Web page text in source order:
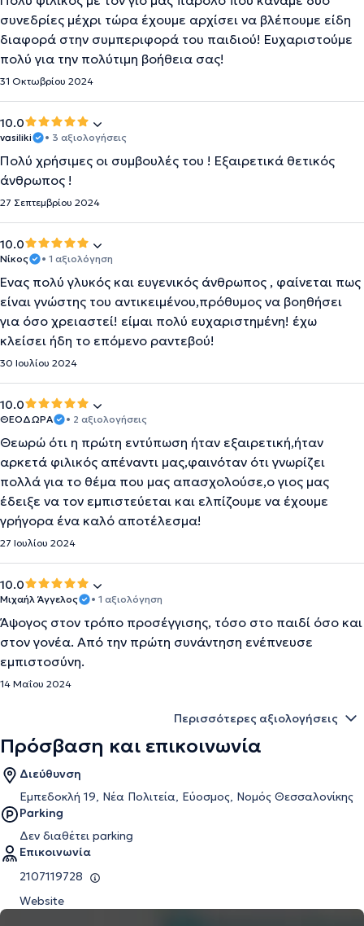
συνεδρίες μέχρι τώρα έχουμε αρχίσει να βλέπουμε είδη
διαφορά στην συμπεριφορά του παιδιού! Ευχαριστούμε
πολύ για την πολύτιμη βοήθεια σας!
31 Οκτωβρίου 2024
10.0
vasiliki • 3 αξιολογήσεις
Πολύ χρήσιμες οι συμβουλές του ! Εξαιρετικά θετικός
άνθρωπος !
27 Σεπτεμβρίου 2024
10.0
Νίκος • 1 αξιολόγηση
Ένας πολύ γλυκός και ευγενικός άνθρωπος , φαίνεται πως
είναι γνώστης του αντικειμένου,πρόθυμος να βοηθήσει
για όσο χρειαστεί! είμαι πολύ ευχαριστημένη! έχω
κλείσει ήδη το επόμενο ραντεβού!
30 Ιουλίου 2024
10.0
ΘΕΟΔΩΡΑ • 2 αξιολογήσεις
Θεωρώ ότι η πρώτη εντύπωση ήταν εξαιρετική,ήταν
αρκετά φιλικός απέναντι μας,φαινόταν ότι γνωρίζει
πολλά για το θέμα που μας απασχολούσε,ο γιος μας
έδειξε να τον εμπιστεύεται και ελπίζουμε να έχουμε
γρήγορα ένα καλό αποτέλεσμα!
27 Ιουλίου 2024
10.0
Μιχαήλ Άγγελος • 1 αξιολόγηση
Άψογος στον τρόπο προσέγγισης, τόσο στο παιδί όσο και
στον γονέα. Από την πρώτη συνάντηση ενέπνευσε
εμπιστοσύνη.
14 Μαΐου 2024
Περισσότερες αξιολογήσεις
Πρόσβαση και επικοινωνία
Διεύθυνση
Εμπεδοκλή 19, Νέα Πολιτεία, Εύοσμος, Νομός Θεσσαλονίκης
Parking
Δεν διαθέτει parking
Επικοινωνία
2107119728
Website